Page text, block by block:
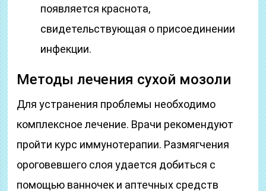
появляется краснота,
свидетельствующая о присоединении
инфекции.
Методы лечения сухой мозоли
Для устранения проблемы необходимо
комплексное лечение. Врачи рекомендуют
пройти курс иммунотерапии. Размягчения
ороговевшего слоя удается добиться с
помощью ванночек и аптечных средств